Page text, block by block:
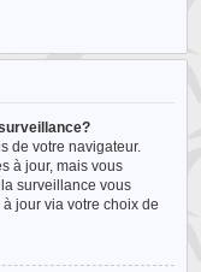
de votre navigateur.
à jour, mais vous
surveillance vous
jour via votre choix de